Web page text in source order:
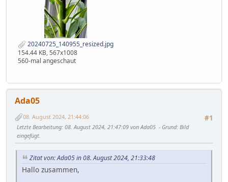
20240725_140955_resized.jpg
154.44 KB, 567x1008
560-mal angeschaut
Ada05
#1
08. August 2024, 21:44:06
Letzte Bearbeitung: 08. August 2024, 21:47:09 von Ada05 Grund: Bild
eingefügt.
Zitat von: Ada05 in 08. August 2024, 21:33:48
Hallo zusammen,